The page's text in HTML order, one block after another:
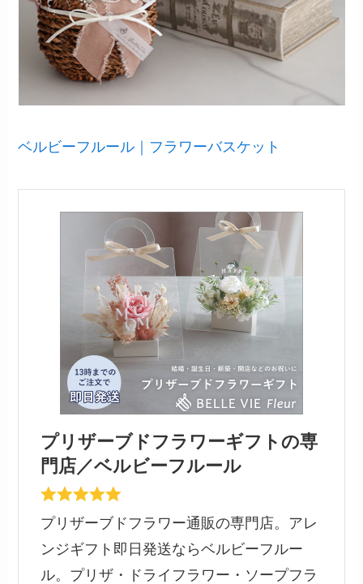
ベルビーフルール｜フラワーバスケット
プリザーブドフラワーギフトの専
門店／ベルビーフルール
プリザーブドフラワー通販の専門店。アレ
ンジギフト即日発送ならベルビーフルー
ル。プリザ・ドライフラワー・ソープフラ